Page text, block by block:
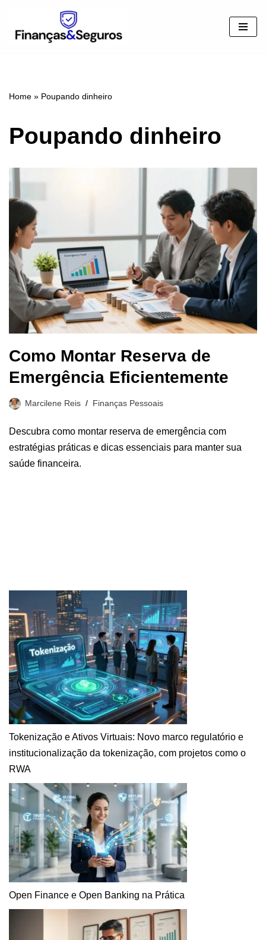
Pular
Home » Poupando dinheiro
Poupando dinheiro
Como Montar Reserva de
Emergência Eficientemente
Marcilene Reis Finanças Pessoais
Descubra como montar reserva de emergência com
estratégias práticas e dicas essenciais para manter sua
saúde financeira.
Tokenização e Ativos Virtuais: Novo marco regulatório e
institucionalização da tokenização, com projetos como o
RWA
Open Finance e Open Banking na Prática